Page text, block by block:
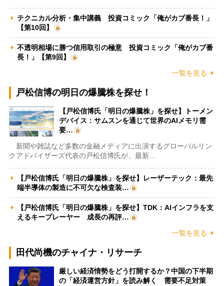
テクニカル分析・集中講義 投資コミック「俺がカブ番長！」
【第10回】
不透明相場に勝つ信用取引の極意 投資コミック「俺がカブ番
長！」【第9回】
一覧を見る
戸松信博の明日の爆騰株を探せ！
【戸松信博氏「明日の爆騰株」を探せ】トーメン
デバイス：サムスンを通じて世界のAIメモリ需
要…
新聞や雑誌など多数の金融メディアに出演するグローバルリン
クアドバイザーズ代表の戸松信博氏が、最新…
【戸松信博氏「明日の爆騰株」を探せ】レーザーテック：最先
端半導体の製造に不可欠な検査装…
【戸松信博氏「明日の爆騰株」を探せ】TDK：AIインフラを支
えるキープレーヤー 成長の再評…
一覧を見る
田代尚機のチャイナ・リサーチ
厳しい経済情勢をどう打開するか？中国の下半期
の「経済運営方針」を読み解く 需要不足対策